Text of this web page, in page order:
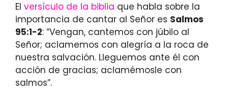
El versículo de la biblia que habla sobre la
importancia de cantar al Señor es Salmos
95:1-2: “Vengan, cantemos con júbilo al
Señor; aclamemos con alegría a la roca de
nuestra salvación. Lleguemos ante él con
acción de gracias; aclamémosle con
salmos”.